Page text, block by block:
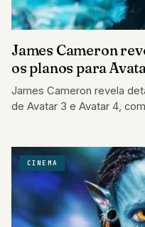
James Cameron
os planos para
James Cameron revela
de Avatar 3 e Avatar 4,
CINEMA